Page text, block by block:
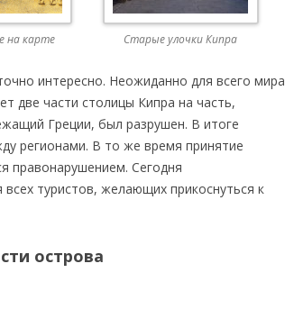
на карте Старые улочки Кипра
интересно. Неожиданно для всего мира
две части столицы Кипра на часть,
Греции, был разрушен. В итоге
регионами. В то же время принятие
правонарушением. Сегодня
туристов, желающих прикоснуться к
острова